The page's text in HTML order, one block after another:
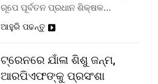
ରୂପେ ପୂର୍ବତନ ପ୍ରଧାନ ଶିକ୍ଷକ…
ଆହୁରି ପଢନ୍ତୁ
ଟ୍ରେନରେ ଯାଁଳା ଶିଶୁ ଜନ୍ମ,
ଆରପିଏଫଙ୍କୁ ପ୍ରସଂଶା